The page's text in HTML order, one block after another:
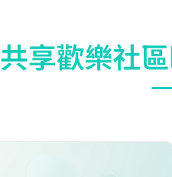
共享歡樂社